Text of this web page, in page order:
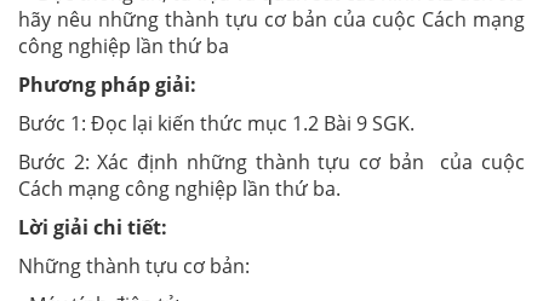
Phương pháp giải:
Bước 1: Đọc lại kiến thức mục 1.2 Bài 9 SGK.
Bước 2: Xác định những thành tựu cơ bản của cuộc
Cách mạng công nghiệp lần thứ ba.
Lời giải chi tiết:
Những thành tựu cơ bản: